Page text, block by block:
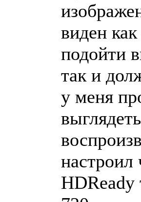
виден
подойти
так и
у меня
настроил
HDReady